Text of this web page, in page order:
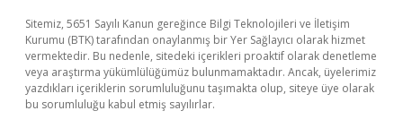
Sitemiz, 5651 Sayılı Kanun gereğince Bilgi Teknolojileri ve İletişim
Kurumu (BTK) tarafından onaylanmış bir Yer Sağlayıcı olarak hizmet
vermektedir. Bu nedenle, sitedeki içerikleri proaktif olarak denetleme
veya araştırma yükümlülüğümüz bulunmamaktadır. Ancak, üyelerimiz
yazdıkları içeriklerin sorumluluğunu taşımakta olup, siteye üye olarak
bu sorumluluğu kabul etmiş sayılırlar.